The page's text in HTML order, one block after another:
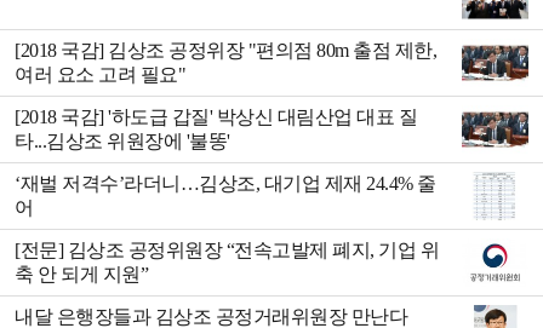
[2018 국감] 김상조 공정위장 "편의점 80m 출점 제한,
여러 요소 고려 필요"
[2018 국감] '하도급 갑질' 박상신 대림산업 대표 질
타...김상조 위원장에 '불똥'
‘재벌 저격수’라더니…김상조, 대기업 제재 24.4% 줄
어
[전문] 김상조 공정위원장 “전속고발제 폐지, 기업 위
축 안 되게 지원”
내달 은행장들과 김상조 공정거래위원장 만난다